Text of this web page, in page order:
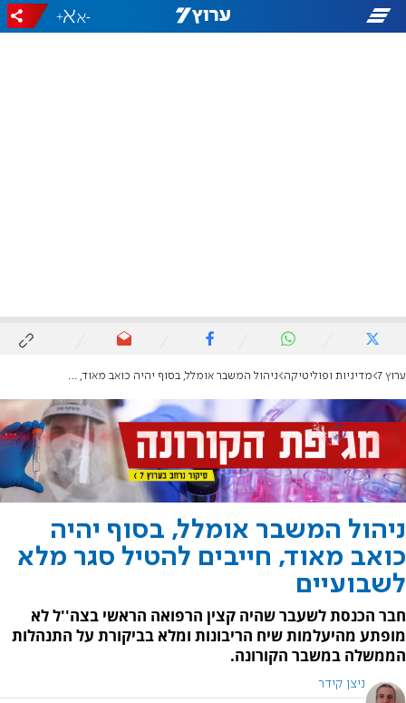
-
+
ערוץ 7 מדיניות ופוליטיקה ניהול המשבר אומלל, בסוף יהיה כואב מאוד, חייבים להטיל סגר מלא לשבועיים
ניהול המשבר אומלל, בסוף יהיה
כואב מאוד, חייבים להטיל סגר מלא
לשבועיים
חבר הכנסת לשעבר שהיה קצין הרפואה הראשי בצה''ל לא
מופתע מהיעלמות שיח הריבונות ומלא בביקורת על התנהלות
הממשלה במשבר הקורונה.
ניצן קידר